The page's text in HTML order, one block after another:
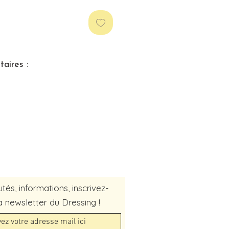
:
informations, inscrivez-
newsletter du Dressing !